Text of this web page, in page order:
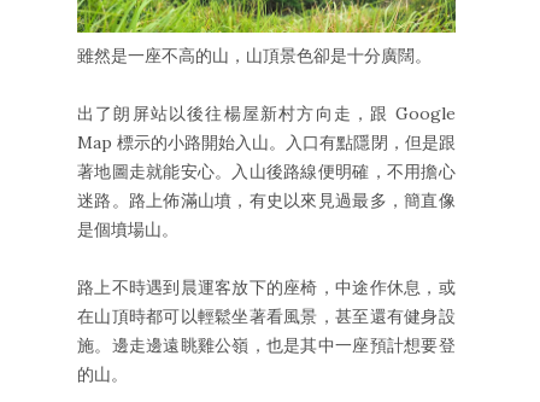
雖然是一座不高的山，山頂景色卻是十分廣闊。
出了朗屏站以後往楊屋新村方向走，跟 Google
Map 標示的小路開始入山。入口有點隱閉，但是跟
著地圖走就能安心。入山後路線便明確，不用擔心
迷路。路上佈滿山墳，有史以來見過最多，簡直像
是個墳場山。
路上不時遇到晨運客放下的座椅，中途作休息，或
在山頂時都可以輕鬆坐著看風景，甚至還有健身設
施。邊走邊遠眺雞公嶺，也是其中一座預計想要登
的山。